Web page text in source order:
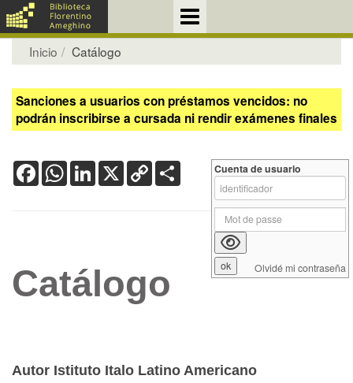
Inicio Catálogo
Sanciones a usuarios con préstamos vencidos: no
podrán inscribirse a cursada ni rendir exámenes finales
FacebookWhatsApp
LinkedIn
X Copy
Link
Catálogo
Autor Istituto Italo Latino Americano
Cuenta de usuario
Olvidé mi contraseña